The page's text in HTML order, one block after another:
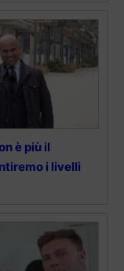
è più il
i livelli